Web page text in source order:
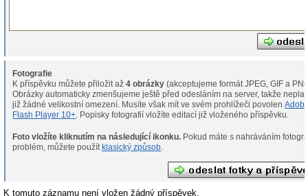
Fotografie
K příspěvku můžete přiložit až4 obrázky (akceptujeme formát JPEG, GIF a
Obrázky automaticky zmenšujeme ještě před odesláním na server, takže
již žádné velikostní omezení. Musíte však mít ve svém prohlížeči povolen
Flash Player 10+ . Popisky fotografií vložíte editací již vloženého příspěvku.
Foto vložíte kliknutím na následující ikonku.
problém, můžete použítklasický způsob
K tomuto záznamu není vložen žádný příspěvek.